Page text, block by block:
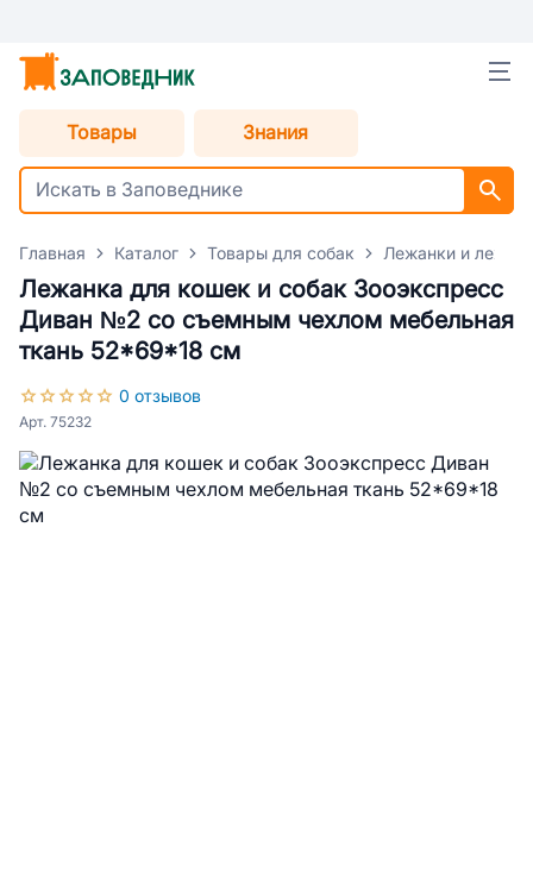
Товары Знания
Главная Каталог Товары для собак Лежанки и
Лежанка для кошек и собак Зооэкспресс
Диван №2 со съемным чехлом мебельная
ткань 52*69*18 см
0 отзывов
Арт. 75232